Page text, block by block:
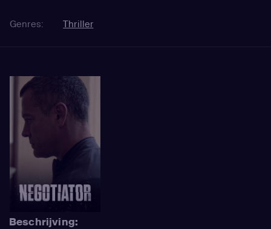
Genres: Thriller
Beschrijving: